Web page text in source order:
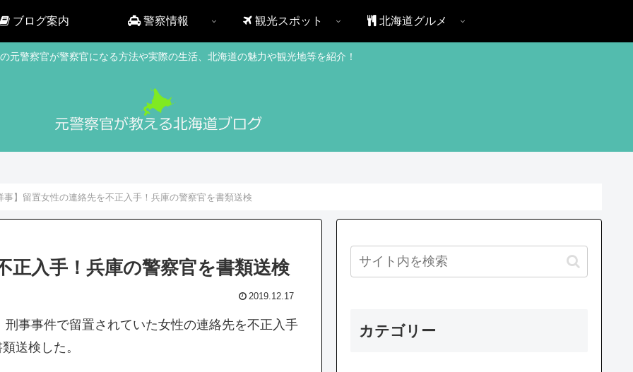
元警察官が警察官になる方法や実際の生活、北海道の魅力や観光地等を紹介！
ブログ案内 警察情報 観光スポット 北海道グルメ
事】留置女性の連絡先を不正入手！兵庫の警察官を書類送検
正入手！兵庫の警察官を書類送検
2019.12.17
事事件で留置されていた女性の連絡先を不正入手
送検した。
カテゴリー